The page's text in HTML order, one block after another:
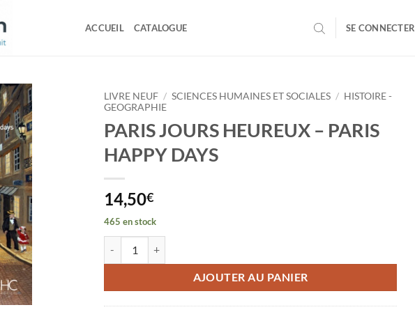
ACCUEIL CATALOGUE SE CONNECTER
LIVRE NEUF / SCIENCES HUMAINES ET SOCIALES / HISTOIRE -
GEOGRAPHIE
PARIS JOURS HEUREUX – PARIS
HAPPY DAYS
14,50€
465 en stock
AJOUTER AU PANIER